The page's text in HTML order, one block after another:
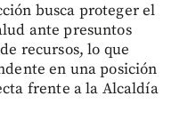
busca proteger el
ante presuntos
recursos, lo que
en una posición
frente a la Alcaldía